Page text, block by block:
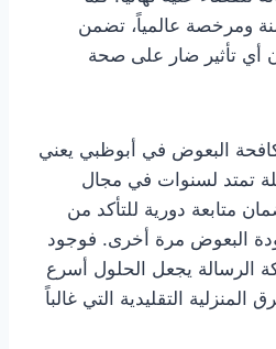
ومرخصة عالمياً، تضمن
أي تأثير ضار على صحة
البعوض في أبوظبي يعني
تمتد لسنوات في مجال
متابعة دورية للتأكد من
عودة البعوض مرة أخرى. فوجود
يجعل الحلول أسرع
المنزلية التقليدية التي غالباً